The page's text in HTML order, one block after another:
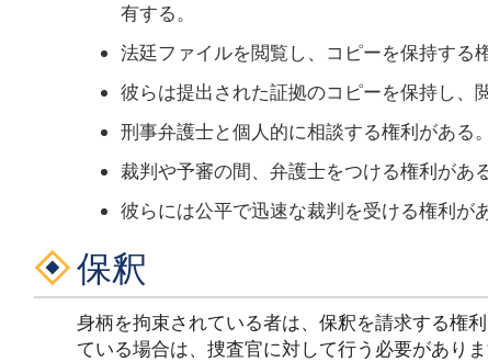
有する。
法廷ファイルを閲覧し、コピーを保持する
彼らは提出された証拠のコピーを保持し、
刑事弁護士と個人的に相談する権利がある。
裁判や予審の間、弁護士をつける権利がある
彼らには公平で迅速な裁判を受ける権利があ
保釈
身柄を拘束されている者は、保釈を請求する権
ている場合は、捜査官に対して行う必要があり